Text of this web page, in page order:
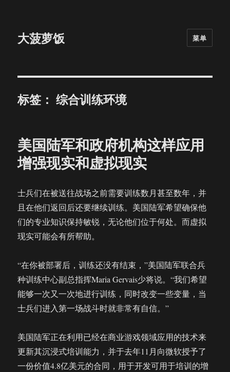
大菠萝饭 菜单
标签：综合训练环境
美国陆军和政府机构这样应用
增强现实和虚拟现实
士兵们在被送往战场之前需要训练数月甚至数年，并
且在他们返回后还要继续训练。美国陆军希望确保他
们的专业知识保持敏锐，无论他们位于何处。而虚拟
现实可能会有所帮助。
“在你被部署后，训练还没有结束，”美国陆军联合兵
种训练中心副总指挥Maria Gervais少将说。“我们希望
能够一次又一次地进行训练，同时改变一些变量，当
士兵们进入第一场战斗时就非常有自信。”
美国陆军正在利用已经在商业游戏领域应用的技术来
更新其沉浸式培训能力，并于去年11月向微软授予了
一份价值4.8亿美元的合同，用于开发可用于培训的增